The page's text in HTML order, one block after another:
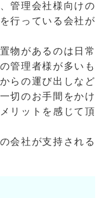
管理会社様向けの
行っている会社が
物があるのは日常
管理者様が多いも
らの運び出しなど
切のお手間をかけ
リットを感じて頂
会社が支持される